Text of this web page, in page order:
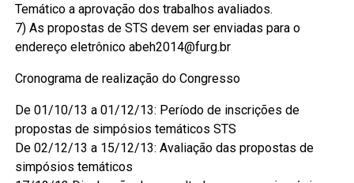
Temático a aprovação dos trabalhos avaliados.
7) As propostas de STS devem ser enviadas para o
endereço eletrônico abeh2014@furg.br
Cronograma de realização do Congresso
De 01/10/13 a 01/12/13: Período de inscrições de
propostas de simpósios temáticos STS
De 02/12/13 a 15/12/13: Avaliação das propostas de
simpósios temáticos